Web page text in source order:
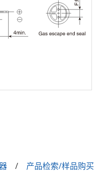
产品检索/样品购买